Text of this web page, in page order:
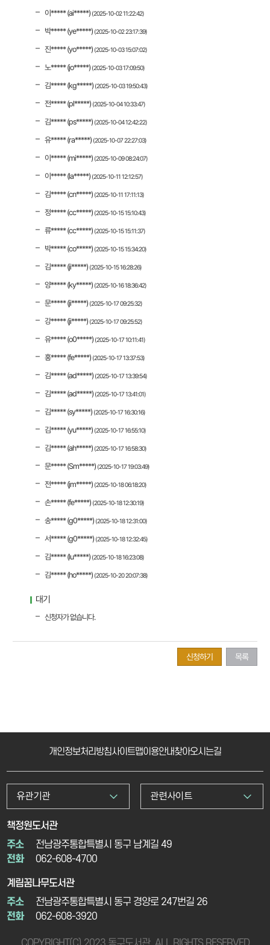
이***** (ai*****)(2025-10-02 11:22:42)
박***** (ye*****)(2025-10-02 23:17:39)
진***** (yo*****)(2025-10-03 15:07:02)
노***** (jo*****)(2025-10-03 17:09:50)
김***** (kg*****)(2025-10-03 19:50:43)
전***** (pl*****)(2025-10-04 10:33:47)
김***** (ps*****)(2025-10-04 12:42:22)
유***** (ra*****)(2025-10-07 22:27:03)
이***** (mi*****)(2025-10-09 08:24:07)
이***** (la*****)(2025-10-11 12:12:57)
김***** (cn*****)(2025-10-11 17:11:13)
정***** (cc*****)(2025-10-15 15:10:43)
류***** (cc*****)(2025-10-15 15:11:37)
박***** (co*****)(2025-10-15 15:34:20)
김***** (ji*****)(2025-10-15 16:28:26)
양***** (ky*****)(2025-10-16 18:36:42)
문***** (ji*****)(2025-10-17 09:25:32)
강***** (ji*****)(2025-10-17 09:25:52)
유***** (o0*****)(2025-10-17 10:11:41)
홍***** (fe*****)(2025-10-17 13:37:53)
김***** (ad*****)(2025-10-17 13:39:54)
김***** (ad*****)(2025-10-17 13:41:01)
김***** (sy*****)(2025-10-17 16:30:16)
김***** (yu*****)(2025-10-17 16:55:10)
김***** (ah*****)(2025-10-17 16:58:30)
문***** (Sm*****)(2025-10-17 19:03:49)
전***** (jm*****)(2025-10-18 06:18:20)
손***** (fe*****)(2025-10-18 12:30:19)
송***** (g0*****)(2025-10-18 12:31:00)
서***** (g0*****)(2025-10-18 12:32:45)
김***** (lu*****)(2025-10-18 16:23:08)
김***** (ho*****)(2025-10-20 20:07:38)
대기
신청자가 없습니다.
신청하기 목록
개인정보처리방침사이트맵이용안내찾아오시는길
책정원도서관
주소
전남광주통합특별시 동구 남계길 49
전화
062-608-4700
계림꿈나무도서관
주소
전남광주통합특별시 동구 경양로 247번길 26
전화
062-608-3920
유관기관 관련사이트